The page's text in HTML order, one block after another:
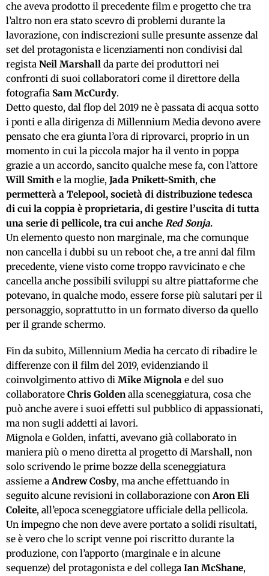
che aveva prodotto il precedente film e progetto che tra
l’altro non era stato scevro di problemi durante la
lavorazione, con indiscrezioni sulle presunte assenze dal
set del protagonista e licenziamenti non condivisi dal
regista Neil Marshall da parte dei produttori nei
confronti di suoi collaboratori come il direttore della
fotografia Sam McCurdy.
Detto questo, dal flop del 2019 ne è passata di acqua sotto
i ponti e alla dirigenza di Millennium Media devono avere
pensato che era giunta l’ora di riprovarci, proprio in un
momento in cui la piccola major ha il vento in poppa
grazie a un accordo, sancito qualche mese fa, con l’attore
Will Smith e la moglie, Jada Pnikett-Smith, che
permetterà a Telepool, società di distribuzione tedesca
di cui la coppia è proprietaria, di gestire l’uscita di tutta
una serie di pellicole, tra cui anche Red Sonja.
Un elemento questo non marginale, ma che comunque
non cancella i dubbi su un reboot che, a tre anni dal film
precedente, viene visto come troppo ravvicinato e che
cancella anche possibili sviluppi su altre piattaforme che
potevano, in qualche modo, essere forse più salutari per il
personaggio, soprattutto in un formato diverso da quello
per il grande schermo.
Fin da subito, Millennium Media ha cercato di ribadire le
differenze con il film del 2019, evidenziando il
coinvolgimento attivo di Mike Mignola e del suo
collaboratore Chris Goldenalla sceneggiatura, cosa che
può anche avere i suoi effetti sul pubblico di appassionati,
ma non sugli addetti ai lavori.
Mignola e Golden, infatti, avevano già collaborato in
maniera più o meno diretta al progetto di Marshall, non
solo scrivendo le prime bozze della sceneggiatura
assieme aAndrew Cosby, ma anche effettuando in
seguito alcune revisioni in collaborazione conAron Eli
Coleite, all’epoca sceneggiatore ufficiale della pellicola.
Un impegno che non deve avere portato a solidi risultati,
se è vero che lo script venne poi riscritto durante la
produzione, con l’apporto (marginale e in alcune
sequenze) del protagonista e del collega Ian McShane,